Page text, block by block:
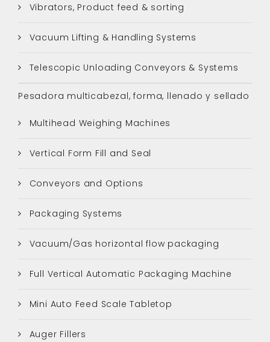
Vibrators, Product feed & sorting
Vacuum Lifting & Handling Systems
Telescopic Unloading Conveyors & Systems
Pesadora multicabezal, forma, llenado y sellado
Multihead Weighing Machines
Vertical Form Fill and Seal
Conveyors and Options
Packaging Systems
Vacuum/Gas horizontal flow packaging
Full Vertical Automatic Packaging Machine
Mini Auto Feed Scale Tabletop
Auger Fillers